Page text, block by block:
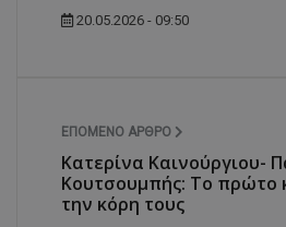
20.05.2026 - 09:50
ΕΠΌΜΕΝΟ ΆΡΘΡΟ
Κατερίνα Καινούργιου-
Κουτσουμπής: Το πρώτο
την κόρη τους